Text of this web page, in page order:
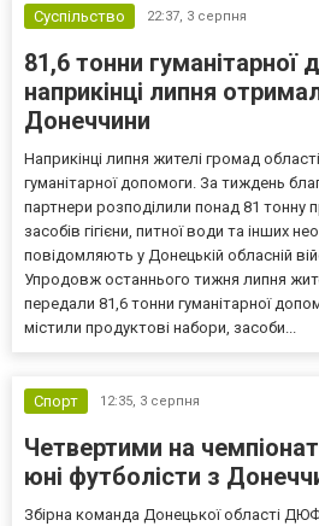
Суспільство 22:37, 3 серпня
81,6 тонни гуманітарної
наприкінці липня
Донеччини
Наприкінці липня жителі громад
гуманітарної допомоги. За тиждень
партнери розподілили понад 81 тонну
засобів гігієни, питної води та інших
повідомляють у Донецькій обласній
Упродовж останнього тижня липня
передали 81,6 тонни гуманітарної
містили продуктові набори, засоби...
Спорт 12:35, 3 серпня
Четвертими на
юні футболісти з
Збірна команда Донецької області